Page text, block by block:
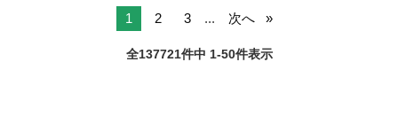
1 2 3 ... 次へ
全137721件中 1-50件表示